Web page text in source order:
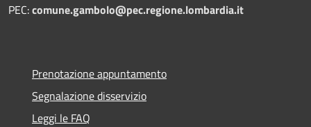
PEC:comune.gambolo@pec.regione.lombardia.it
Prenotazione appuntamento
Segnalazione disservizio
Leggi le FAQ